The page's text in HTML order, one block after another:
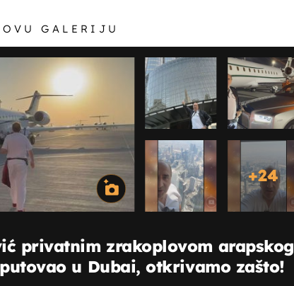
GALERIJU
+24
privatnim zrakoplovom arapskog
u Dubai, otkrivamo zašto!